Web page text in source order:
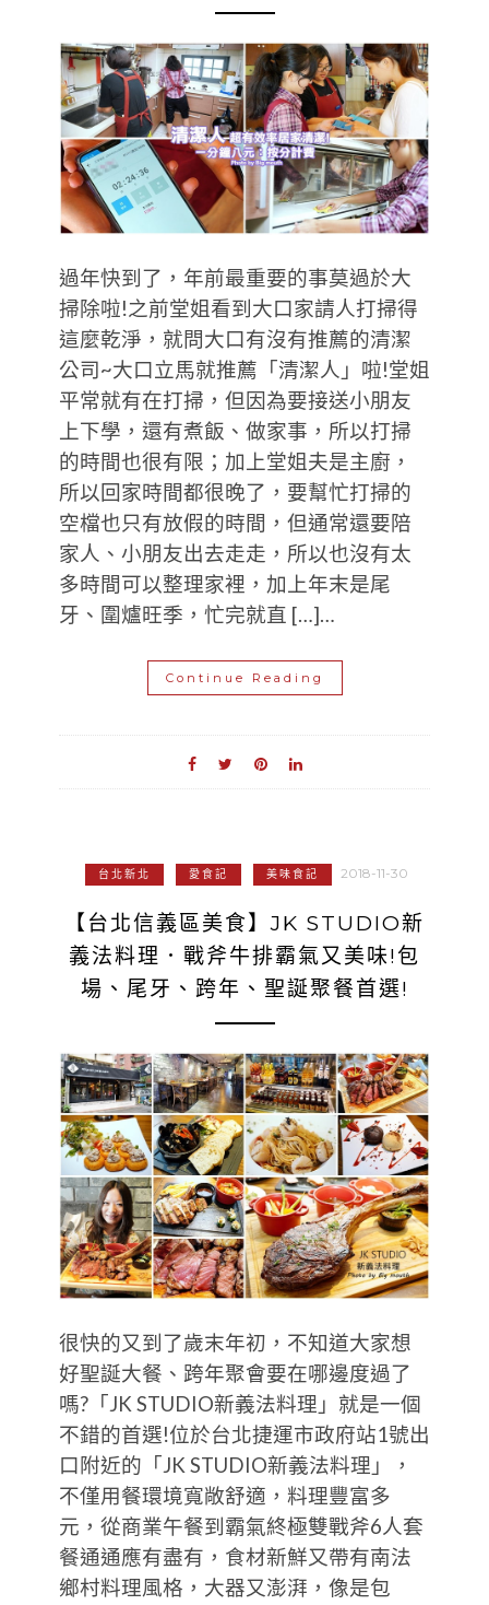
過年快到了，年前最重要的事莫過於大
掃除啦!之前堂姐看到大口家請人打掃得
這麼乾淨，就問大口有沒有推薦的清潔
公司~大口立馬就推薦「清潔人」啦!堂姐
平常就有在打掃，但因為要接送小朋友
上下學，還有煮飯、做家事，所以打掃
的時間也很有限；加上堂姐夫是主廚，
所以回家時間都很晚了，要幫忙打掃的
空檔也只有放假的時間，但通常還要陪
家人、小朋友出去走走，所以也沒有太
多時間可以整理家裡，加上年末是尾
牙、圍爐旺季，忙完就直 […]…
Continue Reading
台北新北 愛食記 美味食記 2018-11-30
【台北信義區美食】JK STUDIO新
義法料理．戰斧牛排霸氣又美味!包
場、尾牙、跨年、聖誕聚餐首選!
很快的又到了歲末年初，不知道大家想
好聖誕大餐、跨年聚會要在哪邊度過了
嗎?「JK STUDIO新義法料理」就是一個
不錯的首選!位於台北捷運市政府站1號出
口附近的「JK STUDIO新義法料理」，
不僅用餐環境寬敞舒適，料理豐富多
元，從商業午餐到霸氣終極雙戰斧6人套
餐通通應有盡有，食材新鮮又帶有南法
鄉村料理風格，大器又澎湃，像是包